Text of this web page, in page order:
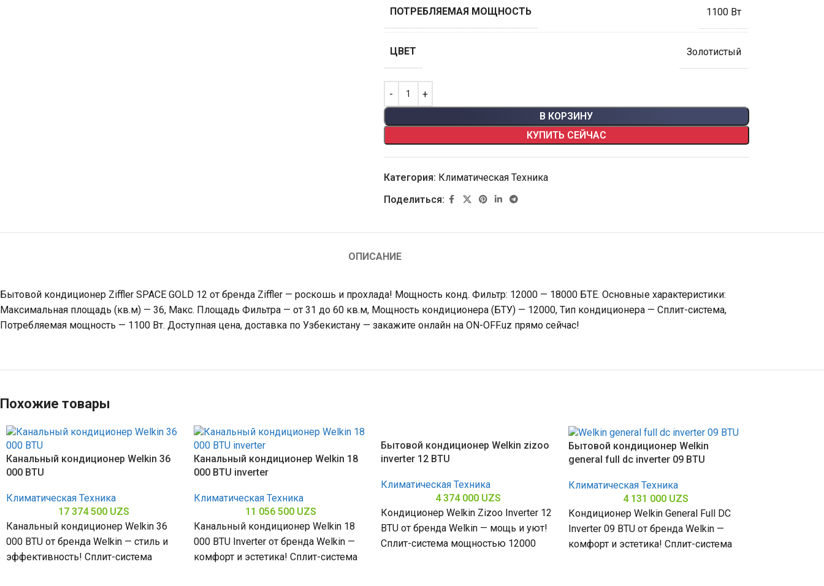
ПОТРЕБЛЯЕМАЯ МОЩНОСТЬ 1100 Вт
ЦВЕТ Золотистый
В КОРЗИНУ
КУПИТЬ СЕЙЧАС
Категория: Климатическая Техника
Поделиться:
ОПИСАНИЕ
Бытовой кондиционер Ziffler SPACE GOLD 12 от бренда Ziffler — роскошь и прохлада! Мощность конд. Фильтр: 12000 — 18000 БТЕ. Основные характеристики:
Максимальная площадь (кв.м) — 36, Макс. Площадь Фильтра — от 31 до 60 кв.м, Мощность кондиционера (БТУ) — 12000, Тип кондиционера — Сплит-система,
Потребляемая мощность — 1100 Вт. Доступная цена, доставка по Узбекистану — закажите онлайн на ON-OFF.uz прямо сейчас!
Похожие товары
Канальный кондиционер Welkin 36
000 BTU
Климатическая Техника
17 374 500 UZS
Канальный кондиционер Welkin 36
000 BTU от бренда Welkin — стиль и
эффективность! Сплит-система
Канальный кондиционер Welkin 18
000 BTU inverter
Климатическая Техника
11 056 500 UZS
Канальный кондиционер Welkin 18
000 BTU Inverter от бренда Welkin —
комфорт и эстетика! Сплит-система
Бытовой кондиционер Welkin zizoo
inverter 12 BTU
Климатическая Техника
4 374 000 UZS
Кондиционер Welkin Zizoo Inverter 12
BTU от бренда Welkin — мощь и уют!
Сплит-система мощностью 12000
Бытовой кондиционер Welkin
general full dc inverter 09 BTU
Климатическая Техника
4 131 000 UZS
Кондиционер Welkin General Full DC
Inverter 09 BTU от бренда Welkin —
комфорт и эстетика! Сплит-система